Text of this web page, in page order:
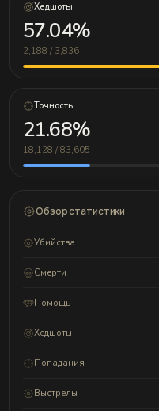
Хедшоты
57.04%
2,188 / 3,836
Точность
21.68%
18,128 / 83,605
Обзор статистики
Убийства
Смерти
Помощь
Хедшоты
Попадания
Выстрелы